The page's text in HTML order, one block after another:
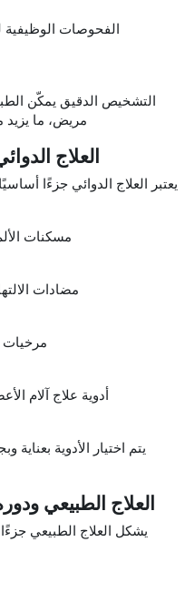
الفحوصات الوظيفية
التشخيص الدقيق يمكّن
مريض، ما يزيد
العلاج
يعتبر العلاج الدوائي جزءًا
مسكنات
مضادات
مرخيات
أدوية علاج آلام
يتم اختيار الأدوية
العلاج الطبيعي
يشكل العلاج الطبيعي